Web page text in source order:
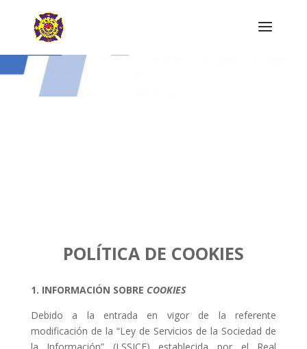
POLÍTICA DE COOKIES
1. INFORMACIÓN SOBRE COOKIES
Debido a la entrada en vigor de la referente
modificación de la “Ley de Servicios de la Sociedad de